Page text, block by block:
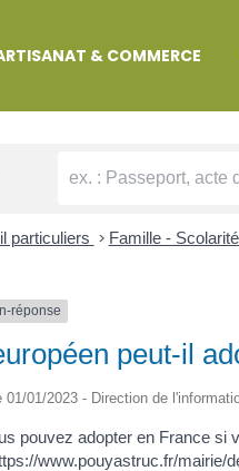
& COMMERCE
particuliers > Famille - Scolarité
réponse
peut-il
01/01/2023 - Direction de
pouvez adopter en France si
www.pouyastruc.fr/mairie/